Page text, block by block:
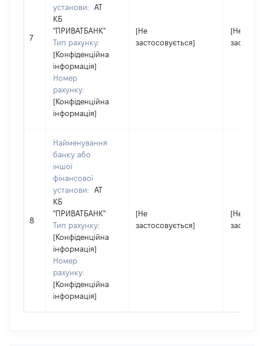
7
установи:
АТ
КБ
"ПРИВАТБАНК"
Тип рахунку:
[Конфіденційна
інформація]
Номер
рахунку:
[Конфіденційна
інформація]
[Не
застосовується]
[Не
8
Найменування
банку або
іншої
фінансової
установи:
АТ
КБ
"ПРИВАТБАНК"
Тип рахунку:
[Конфіденційна
інформація]
Номер
рахунку:
[Конфіденційна
інформація]
[Не
застосовується]
[Не